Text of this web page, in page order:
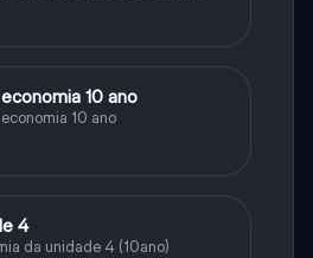
10 ano
10 ano
4
da unidade 4 (10ano)